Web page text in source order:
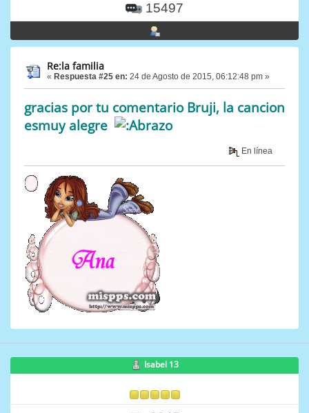
15497
Re:la familia
« Respuesta #25 en: 24 de Agosto de 2015, 06:12:48 pm »
gracias por tu comentario Bruji, la cancion
esmuy alegre
En línea
Isabel 13